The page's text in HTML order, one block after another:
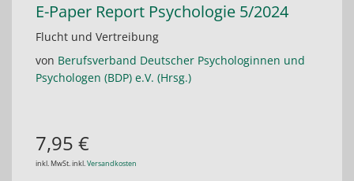
E-Paper Report Psychologie 5/2024
Flucht und Vertreibung
von Berufsverband Deutscher Psychologinnen und
Psychologen (BDP) e.V. (Hrsg.)
7,95 €
inkl. MwSt. inkl.Versandkosten